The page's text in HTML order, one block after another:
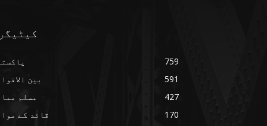
759
بین
591
مسلم
427
قائد کے
170